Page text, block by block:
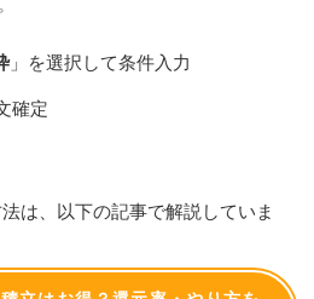
」を選択して条件入力
確定
は、以下の記事で解説していま